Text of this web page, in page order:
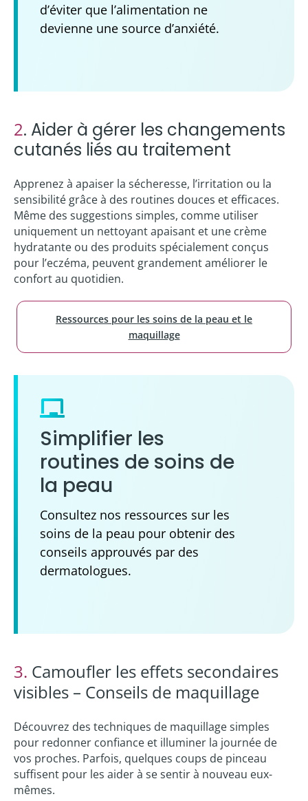
d’éviter que l’alimentation ne
devienne une source d’anxiété.
2. Aider à gérer les changements
cutanés liés au traitement
Apprenez à apaiser la sécheresse, l’irritation ou la
sensibilité grâce à des routines douces et efficaces.
Même des suggestions simples, comme utiliser
uniquement un nettoyant apaisant et une crème
hydratante ou des produits spécialement conçus
pour l’eczéma, peuvent grandement améliorer le
confort au quotidien.
Ressources pour les soins de la peau et le
maquillage
Simplifier les
routines de soins de
la peau
Consultez nos ressources sur les
soins de la peau pour obtenir des
conseils approuvés par des
dermatologues.
3. Camoufler les effets secondaires
visibles – Conseils de maquillage
Découvrez des techniques de maquillage simples
pour redonner confiance et illuminer la journée de
vos proches. Parfois, quelques coups de pinceau
suffisent pour les aider à se sentir à nouveau eux-
mêmes.